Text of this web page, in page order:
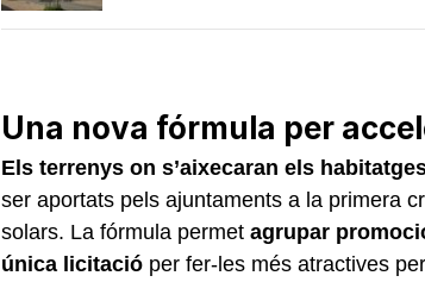
Una nova fórmula per
Els terrenys on s’aixecaran els
ser aportats pels ajuntaments a la primera
solars. La fórmula permet agrupar
única licitació per fer-les més atractives